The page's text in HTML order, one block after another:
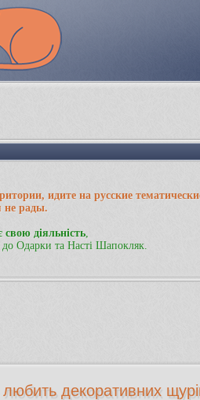
идите на русские
не рады.
діяльність
до Одарки та Насті Шапокляк.
декоративних